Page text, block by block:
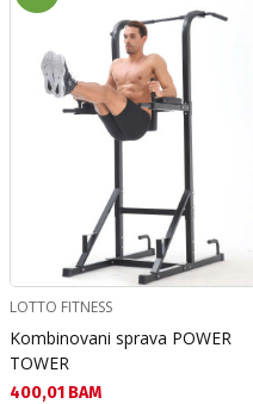
LOTTO FITNESS
Kombinovani sprava POWER
TOWER
Текуща цена:
400,01 BAM